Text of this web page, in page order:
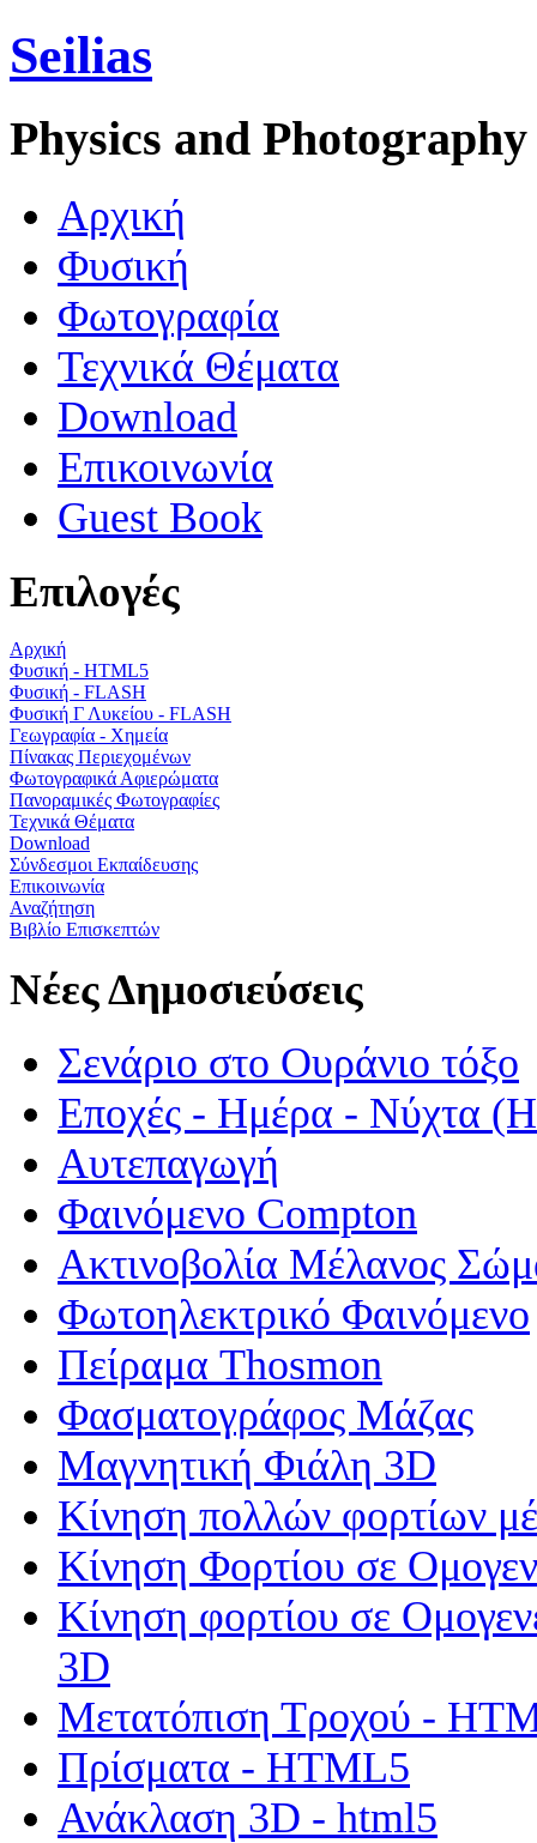
Seilias
Physics and Photography
Aρχική
Φυσική
Φωτογραφία
Τεχνικά Θέματα
Download
Επικοινωνία
Guest Book
Επιλογές
Αρχική
Φυσική - HTML5
Φυσική - FLASH
Φυσική Γ Λυκείου - FLASH
Γεωγραφία - Χημεία
Πίνακας Περιεχομένων
Φωτογραφικά Αφιερώματα
Πανοραμικές Φωτογραφίες
Τεχνικά Θέματα
Download
Σύνδεσμοι Εκπαίδευσης
Επικοινωνία
Αναζήτηση
Βιβλίο Επισκεπτών
Νέες Δημοσιεύσεις
Σενάριο στο Ουράνιο τόξο
Εποχές - Ημέρα - Νύχτα
Αυτεπαγωγή
Φαινόμενο Compton
Ακτινοβολία Μέλανος
Φωτοηλεκτρικό Φαινόμενο
Πείραμα Thosmon
Φασματογράφος Μάζας
Μαγνητική Φιάλη 3D
Κίνηση πολλών φορτίων
Κίνηση Φορτίου σε
Κίνηση φορτίου σε
3D
Μετατόπιση Τροχού -
Πρίσματα - HTML5
Ανάκλαση 3D - html5